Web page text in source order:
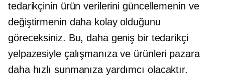
tedarikçinin ürün verilerini güncellemenin ve
değiştirmenin daha kolay olduğunu
göreceksiniz. Bu, daha geniş bir tedarikçi
yelpazesiyle çalışmanıza ve ürünleri pazara
daha hızlı sunmanıza yardımcı olacaktır.